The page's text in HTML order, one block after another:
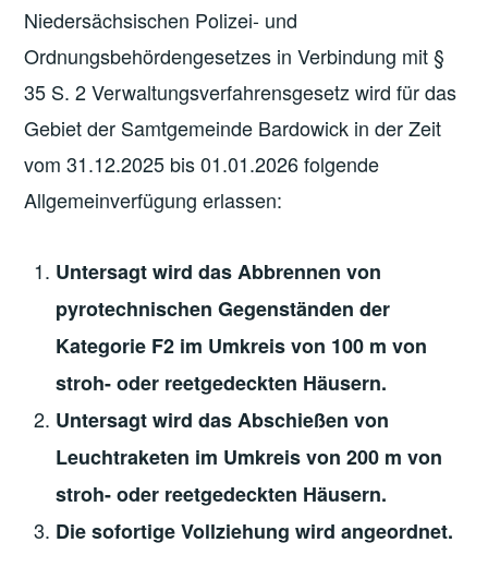
Niedersächsischen Polizei- und
Ordnungsbehördengesetzes in Verbindung mit §
35 S. 2 Verwaltungsverfahrensgesetz wird für das
Gebiet der Samtgemeinde Bardowick in der Zeit
vom 31.12.2025 bis 01.01.2026 folgende
Allgemeinverfügung erlassen:
Untersagt wird das Abbrennen von
pyrotechnischen Gegenständen der
Kategorie F2 im Umkreis von 100 m von
stroh- oder reetgedeckten Häusern.
Untersagt wird das Abschießen von
Leuchtraketen im Umkreis von 200 m von
stroh- oder reetgedeckten Häusern.
Die sofortige Vollziehung wird angeordnet.